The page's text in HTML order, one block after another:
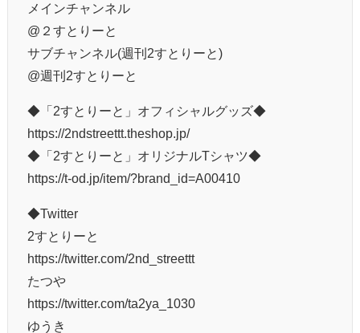
メインチャンネル
@２すとりーと
サブチャンネル(週刊2すとりーと)
@週刊2すとりーと
◆「2すとりーと」オフィシャルグッズ◆
https://2ndstreettt.theshop.jp/
◆「2すとりーと」オリジナルTシャツ◆
https://t-od.jp/item/?brand_id=A00410
◆Twitter
2すとりーと
https://twitter.com/2nd_streettt
たつや
https://twitter.com/ta2ya_1030
ゆうき